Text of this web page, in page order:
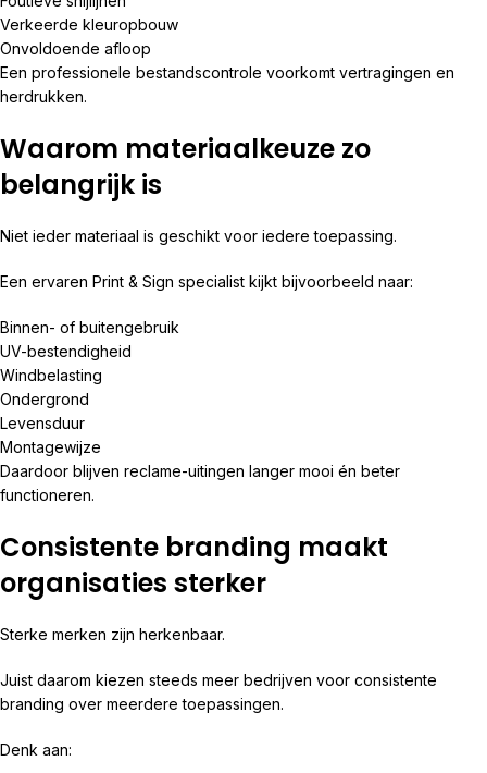
Verkeerde kleuropbouw
Onvoldoende afloop
Een professionele bestandscontrole voorkomt vertragingen en
herdrukken.
Waarom materiaalkeuze zo
belangrijk is
Niet ieder materiaal is geschikt voor iedere toepassing.
Een ervaren Print & Sign specialist kijkt bijvoorbeeld naar:
Binnen- of buitengebruik
UV-bestendigheid
Windbelasting
Ondergrond
Levensduur
Montagewijze
Daardoor blijven reclame-uitingen langer mooi én beter
functioneren.
Consistente branding maakt
organisaties sterker
Sterke merken zijn herkenbaar.
Juist daarom kiezen steeds meer bedrijven voor consistente
branding over meerdere toepassingen.
Denk aan: